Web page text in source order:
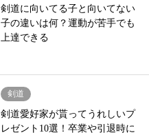
剣道に向いてる子と向いてない
子の違いは何？運動が苦手でも
上達できる
剣道
剣道愛好家が貰ってうれしいプ
レゼント10選！卒業や引退時に